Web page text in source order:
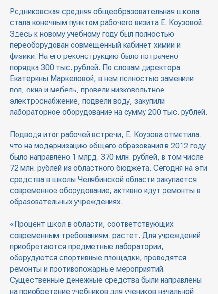
Родниковская средняя общеобразовательная школа
стала конечным пунктом рабочего визита Е. Коузовой.
Здесь к новому учебному году был полностью
переоборудован совмещенный кабинет химии и
физики. На его реконструкцию было потрачено
порядка 300 тыс. рублей. По словам директора
Екатерины Маркеловой, в нем полностью заменили
пол, окна и мебель, провели низковольтное
электроснабжение, подвели воду, закупили
лабораторное оборудование на сумму 200 тыс. рублей.
Подводя итог рабочей встречи, Е. Коузова отметила,
что на модернизацию общего образования в 2012 году
было направлено 1 млрд. 370 млн. рублей, в том числе
72 млн. рублей из областного бюджета. Сегодня на эти
средства в школы Челябинской области закупается
современное оборудование, активно идут ремонты в
образовательных учреждениях.
«Процент школ в области, соответствующих
современным требованиям, растет. Для учреждений
приобретаются предметные лаборатории,
оборудуются спортивные площадки, проводятся
ремонты и противопожарные мероприятий.
Существенные денежные средства были направлены
на приобретение учебников для учеников начальной